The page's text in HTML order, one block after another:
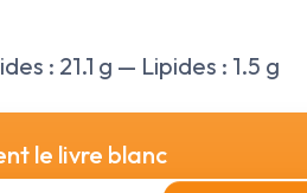
: 21.1 g — Lipides : 1.5 g
le livre blanc